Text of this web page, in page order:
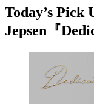
Today’s Pick
Jepsen『